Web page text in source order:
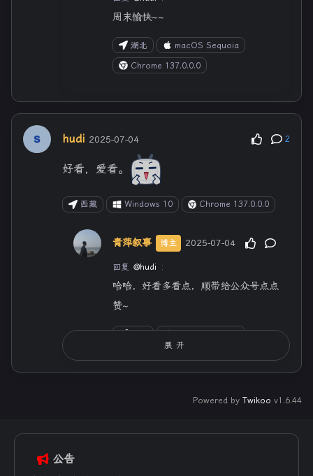
周末愉快~~
湖北 macOS Sequoia
Chrome 137.0.0.0
hudi 2025-07-04 2
好看，爱看。
西藏 Windows 10 Chrome 137.0.0.0
青萍叙事 博主 2025-07-04
回复 @hudi :
哈哈，好看多看点，顺带给公众号点点
赞~
湖北 macOS Sequoia
展开
Powered by Twikoo v1.6.44
公告